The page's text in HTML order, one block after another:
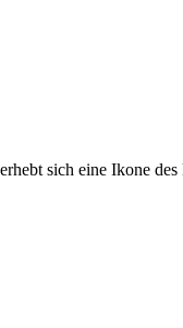
sich eine Ikone